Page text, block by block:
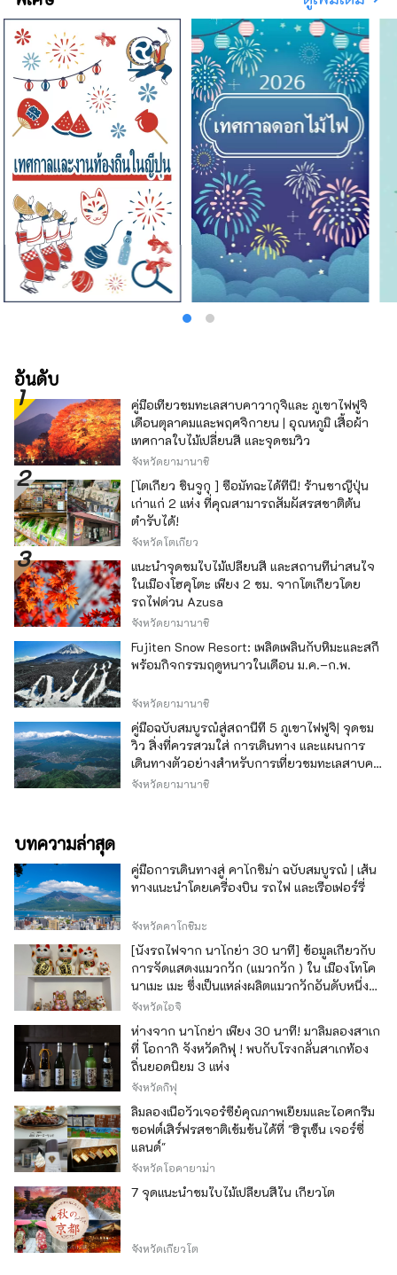
อันดับ
คู่มือเที่ยวชมทะเลสาบคาวากุจิและ ภูเขาไฟฟูจิ
เดือนตุลาคมและพฤศจิกายน | อุณหภูมิ เสื้อผ้า
เทศกาลใบไม้เปลี่ยนสี และจุดชมวิว
จังหวัดยามานาชิ
[โตเกียว ชินจูกุ ] ซื้อมัทฉะได้ที่นี่! ร้านชาญี่ปุ่น
เก่าแก่ 2 แห่ง ที่คุณสามารถสัมผัสรสชาติต้น
ตำรับได้!
จังหวัดโตเกียว
แนะนำจุดชมใบไม้เปลี่ยนสี และสถานที่น่าสนใจ
ในเมืองโฮคุโตะ เพียง 2 ชม. จากโตเกียวโดย
รถไฟด่วน Azusa
จังหวัดยามานาชิ
Fujiten Snow Resort: เพลิดเพลินกับหิมะและสกี
พร้อมกิจกรรมฤดูหนาวในเดือน ม.ค.–ก.พ.
จังหวัดยามานาชิ
คู่มือฉบับสมบูรณ์สู่สถานีที่ 5 ภูเขาไฟฟูจิ| จุดชม
วิว สิ่งที่ควรสวมใส่ การเดินทาง และแผนการ
เดินทางตัวอย่างสำหรับการเที่ยวชมทะเลสาบคา
วากุจิ
จังหวัดยามานาชิ
บทความล่าสุด
คู่มือการเดินทางสู่ คาโกชิม่า ฉบับสมบูรณ์ | เส้น
ทางแนะนำโดยเครื่องบิน รถไฟ และเรือเฟอร์รี่
จังหวัดคาโกชิมะ
[นั่งรถไฟจาก นาโกย่า 30 นาที] ข้อมูลเกี่ยวกับ
การจัดแสดงแมวกวัก (แมวกวัก ) ใน เมืองโทโค
นาเมะ เมะ ซึ่งเป็นแหล่งผลิตแมวกวักอันดับหนึ่ง
ของญี่ปุ่น
จังหวัดไอจิ
ห่างจาก นาโกย่า เพียง 30 นาที! มาลิ้มลองสาเก
ที่ โอกากิ จังหวัดกิฟุ ! พบกับโรงกลั่นสาเกท้อง
ถิ่นยอดนิยม 3 แห่ง
จังหวัดกิฟุ
ลิ้มลองเนื้อวัวเจอร์ซีย์คุณภาพเยี่ยมและไอศกรีม
ซอฟต์เสิร์ฟรสชาติเข้มข้นได้ที่ "ฮิรุเซ็น เจอร์ซี่
แลนด์"
จังหวัดโอคายาม่า
7 จุดแนะนำชมใบไม้เปลี่ยนสีใน เกียวโต
จังหวัดเกียวโต